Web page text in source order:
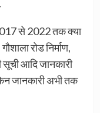
2017 से 2022 तक क्या
रोड निर्माण,
सूची आदि जानकारी
जानकारी अभी तक